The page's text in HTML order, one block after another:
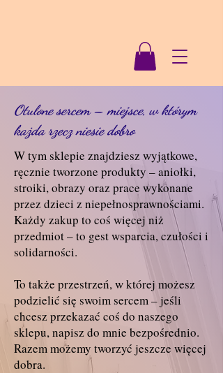
Otulone sercem – miejsce, w którym
każda rzecz niesie dobro
W tym sklepie znajdziesz wyjątkowe,
ręcznie tworzone produkty – aniołki,
stroiki, obrazy oraz prace wykonane
przez dzieci z niepełnosprawnościami.
Każdy zakup to coś więcej niż
przedmiot – to gest wsparcia, czułości i
solidarności.
To także przestrzeń, w której możesz
podzielić się swoim sercem – jeśli
chcesz przekazać coś do naszego
sklepu, napisz do mnie bezpośrednio.
Razem możemy tworzyć jeszcze więcej
dobra.